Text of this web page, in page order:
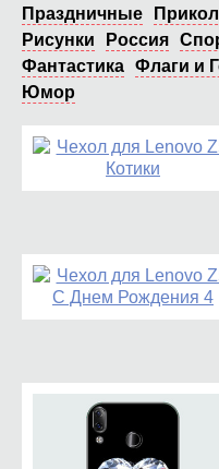
Праздничные
Рисунки
Россия
Фантастика Флаги и
Юмор